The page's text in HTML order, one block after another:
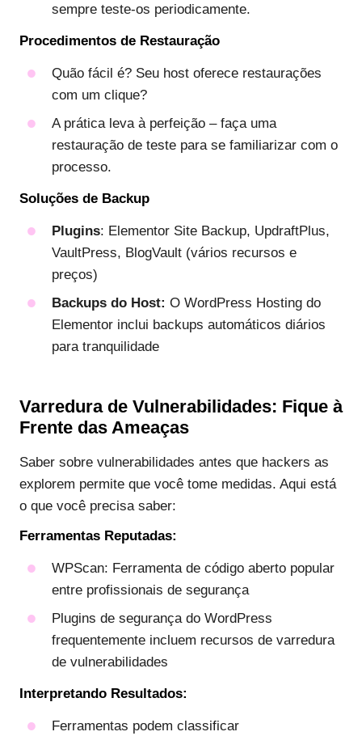
sempre teste-os periodicamente.
Procedimentos de Restauração
Quão fácil é? Seu host oferece restaurações
com um clique?
A prática leva à perfeição – faça uma
restauração de teste para se familiarizar com o
processo.
Soluções de Backup
Plugins: Elementor Site Backup, UpdraftPlus,
VaultPress, BlogVault (vários recursos e
preços)
Backups do Host: O WordPress Hosting do
Elementor inclui backups automáticos diários
para tranquilidade
Varredura de Vulnerabilidades: Fique à
Frente das Ameaças
Saber sobre vulnerabilidades antes que hackers as
explorem permite que você tome medidas. Aqui está
o que você precisa saber:
Ferramentas Reputadas:
WPScan: Ferramenta de código aberto popular
entre profissionais de segurança
Plugins de segurança do WordPress
frequentemente incluem recursos de varredura
de vulnerabilidades
Interpretando Resultados:
Ferramentas podem classificar